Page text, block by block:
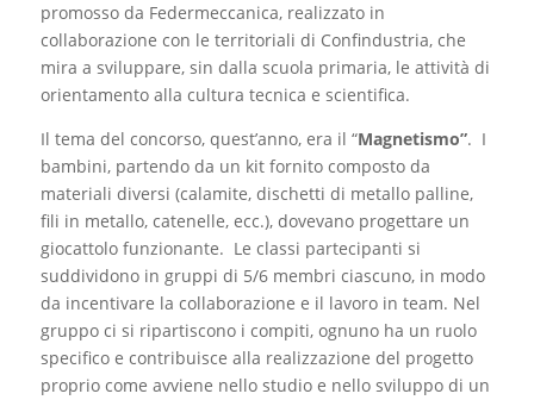
promosso da Federmeccanica, realizzato in
collaborazione con le territoriali di Confindustria, che
mira a sviluppare, sin dalla scuola primaria, le attività di
orientamento alla cultura tecnica e scientifica.
Il tema del concorso, quest’anno, era il “Magnetismo”. I
bambini, partendo da un kit fornito composto da
materiali diversi (calamite, dischetti di metallo palline,
fili in metallo, catenelle, ecc.), dovevano progettare un
giocattolo funzionante. Le classi partecipanti si
suddividono in gruppi di 5/6 membri ciascuno, in modo
da incentivare la collaborazione e il lavoro in team. Nel
gruppo ci si ripartiscono i compiti, ognuno ha un ruolo
specifico e contribuisce alla realizzazione del progetto
proprio come avviene nello studio e nello sviluppo di un